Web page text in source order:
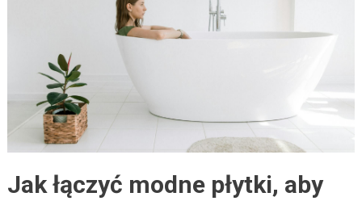
Jak łączyć modne płytki, aby